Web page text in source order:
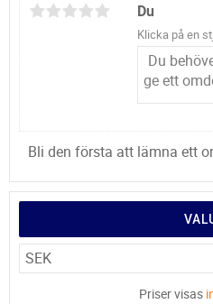
Du
Klicka på en
Bli den första att lämna ett
Priser visas